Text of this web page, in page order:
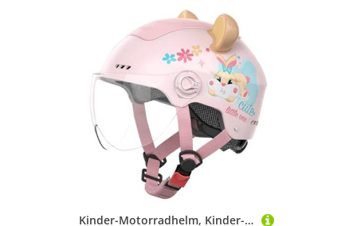
Kinder-Motorradhelm, Kinder-Jethelm Mit Sonnenblende Für 3-12-Jährige Jungen Und Mädchen, ECE 22.06 Zertifiziert Halbhelme Kinder-Sturzhelm C,50-56cm